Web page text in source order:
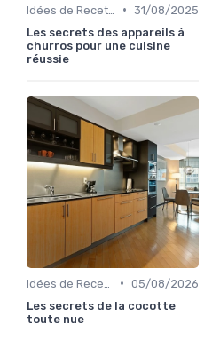
• 31/08/2025
Les secrets des appareils à
churros pour une cuisine
réussie
• 05/08/2026
Les secrets de la cocotte
toute nue